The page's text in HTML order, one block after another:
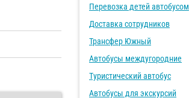
Перевозка детей автобусом
Доставка сотрудников
Трансфер Южный
Автобусы междугородние
Туристический автобус
Автобусы для экскурсий